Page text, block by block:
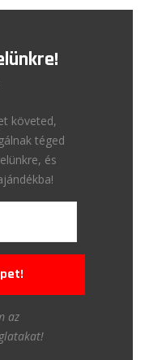
követed,
téged
és
az